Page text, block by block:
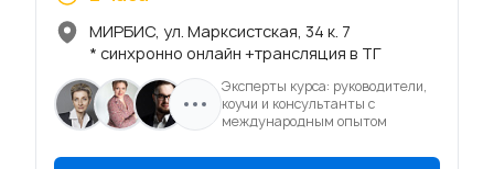
МИРБИС, ул. Марксистская, 34 к. 7
* синхронно онлайн +трансляция в ТГ
Эксперты курса: руководители,
коучи и консультанты с
международным опытом